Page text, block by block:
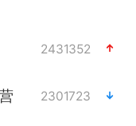
2431352
2301723